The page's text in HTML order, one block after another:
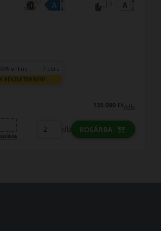
KOSÁRBA